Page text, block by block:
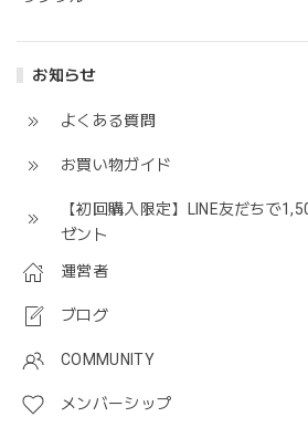
お知らせ
よくある質問
お買い物ガイド
【初回購入限定】LINE友だちで
ゼント
運営者
ブログ
COMMUNITY
メンバーシップ